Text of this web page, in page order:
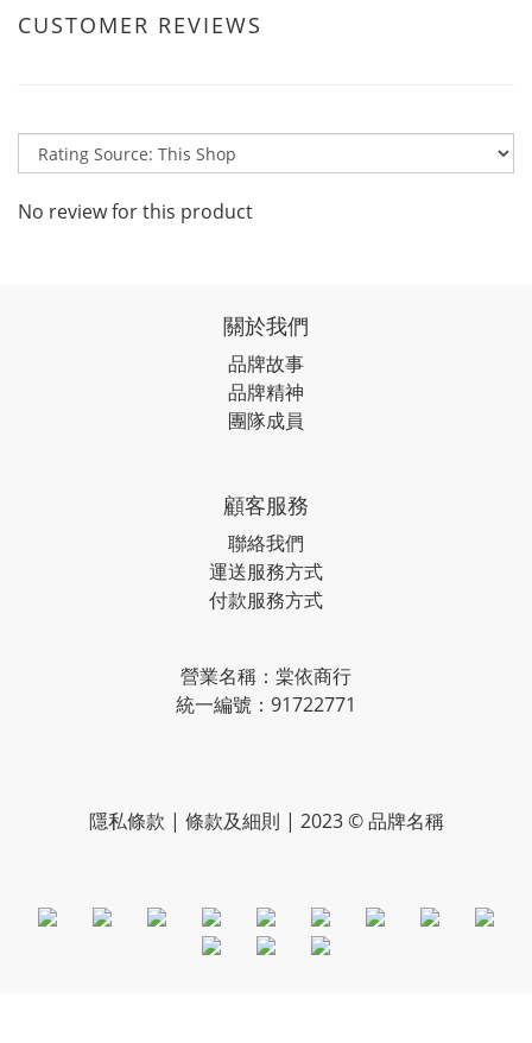
CUSTOMER REVIEWS
No review for this product
關於我們
品牌故事
品牌精神
團隊成員
顧客服務
聯絡我們
運送服務方式
付款服務方式
營業名稱：棠依商行
統一編號：91722771
隱私條款 | 條款及細則 | 2023 © 品牌名稱